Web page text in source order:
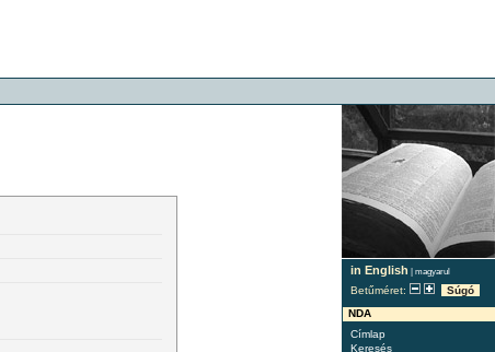
in English | magyarul
Betűméret:
Súgó
NDA
Címlap
Keresés